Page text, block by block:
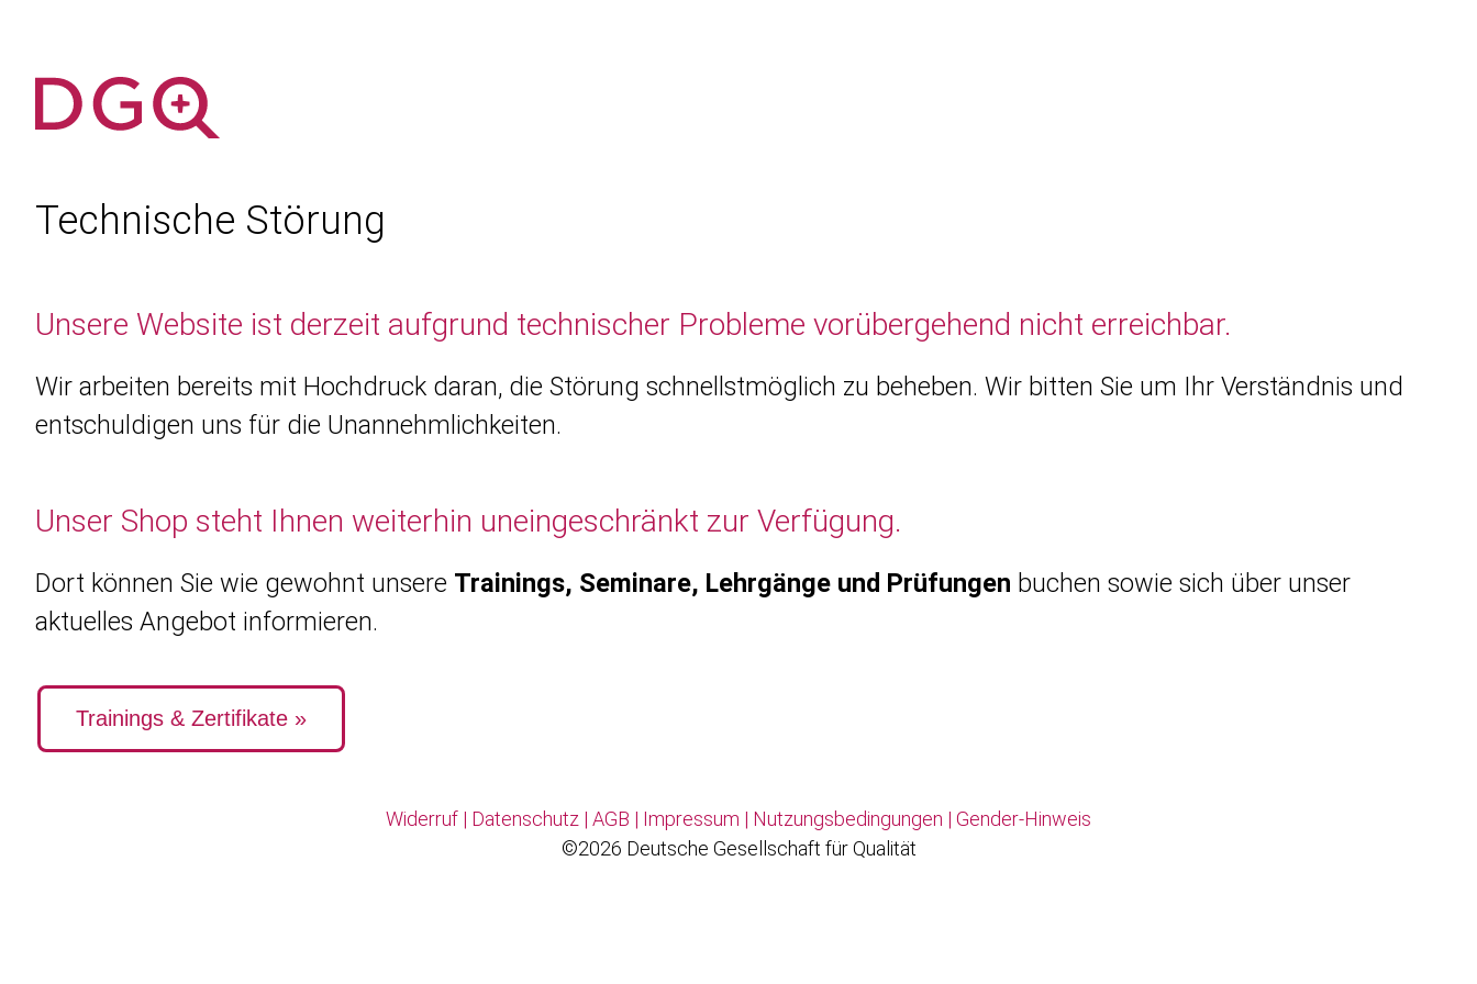
Technische Störung
Unsere Website ist derzeit aufgrund technischer Probleme vorübergehend nicht erreichbar.
Wir arbeiten bereits mit Hochdruck daran, die Störung schnellstmöglich zu beheben. Wir bitten Sie um Ihr Verständnis und
entschuldigen uns für die Unannehmlichkeiten.
Unser Shop steht Ihnen weiterhin uneingeschränkt zur Verfügung.
Dort können Sie wie gewohnt unsere Trainings, Seminare, Lehrgänge und Prüfungen buchen sowie sich über unser
aktuelles Angebot informieren.
Trainings & Zertifikate »
Widerruf | Datenschutz | AGB | Impressum | Nutzungsbedingungen | Gender-Hinweis
©2026 Deutsche Gesellschaft für Qualität